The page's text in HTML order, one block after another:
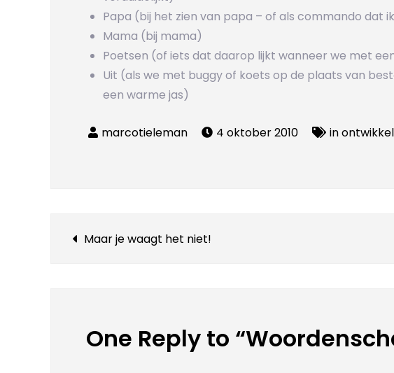
Papa (bij het zien van papa – of als commando dat
Mama (bij mama)
Poetsen (of iets dat daarop lijkt wanneer we met
Uit (als we met buggy of koets op de plaats van
een warme jas)
4 oktober 2010 in
Bericht
Maar je waagt het niet!
One Reply to